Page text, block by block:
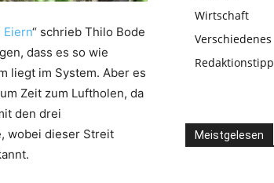
Eiern“ schrieb Thilo Bode
dass es so wie
liegt im System. Aber es
Zeit zum Luftholen, da
den drei
wobei dieser Streit
Wirtschaft
Verschiedenes
Redaktionstipp
Meistgelesen